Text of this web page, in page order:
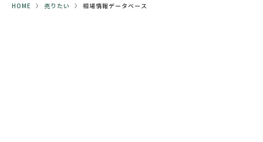
HOME 売りたい 相場情報データベース